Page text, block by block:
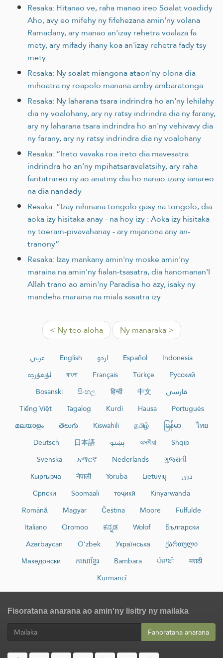
Resaka: Hitanao ve, raha manao ireo Soalat voadidy
Aho, avy eo mifehy ny fifehezana amin'ny volana
Ramadany, ary manao an'izay rehetra voalaza fa
mety, ary mifady ihany koa an'izay rehetra fady tsy
mety
Resaka: Ny soalat miangona ataon'ny olona dia
mihoatra ny roapolo manana amby ambaratonga
Resaka: Ny laharana tsara indrindra ho an'ny lehilahy
dia ny voalohany, ary ny ratsy indrindra dia ny farany,
ary ny laharana tsara indrindra ho an'ny vehivavy dia
ny farany, ary ny ratsy indrindra dia ny voalohany
Resaka: “Ireto vavaka roa ireto dia mavesatra
indrindra ho an’ny mpihatsaravelatsihy, ary raha
fantatrareo ny ao anatiny dia ho nanao izany ianareo
na dia nandady
Resaka: “Izay nihinana tongolo gasy na tongolo, dia
aoka izy hisitaka anay - na hoy izy : Aoka izy hisitaka
ny toeram-pivavahanay - ary mijanona any an-
tranony”
Resaka: Izay mankany amin'ny moske amin'ny
maraina na amin'ny fialan-tsasatra, dia hanomanan'I
Allah trano ao amin'ny Paradisa ho azy, isaky ny
mandeha maraina na miala sasatra izy
< Ny teo aloha Ny manaraka >
عربي English اردو Español
Indonesia
ئۇيغۇرچە
বাংলা Français Türkçe
Русский
Bosanski
සිංහල हिन्दी 中文
فارسی
Tiếng Việt
Tagalog Kurdî Hausa
Português
മലയാളം
తెలుగు Kiswahili தமிழ் မြန်မာ
ไทย
Deutsch
日本語 پښتو অসমীয়া
Shqip
Svenska
አማርኛ Nederlands
ગુજરાતી
Кыргызча
नेपाली Yorùbá Lietuvių
دری
Српски
Soomaali тоҷикӣ
Kinyarwanda
Română
Magyar Čeština Moore
Fulfulde
Italiano
Oromoo ಕನ್ನಡ Wolof
Български
Azərbaycan
O‘zbek Українська
ქართული
Македонски
ភាសាខ្មែរ Bambara ਪੰਜਾਬੀ
मराठी
Kurmancî
Fisoratana anarana ao amin'ny lisitry ny mailaka
Fanoratana anarana